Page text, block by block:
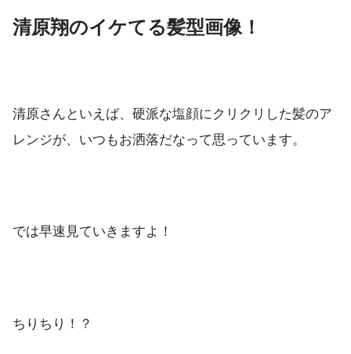
清原翔のイケてる髪型画像！
清原さんといえば、硬派な塩顔にクリクリした髪のア
レンジが、いつもお洒落だなって思っています。
では早速見ていきますよ！
ちりちり！？